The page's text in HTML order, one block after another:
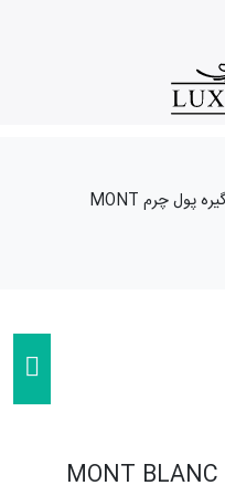
ست جاکارتی و گیره پول چرم MONT